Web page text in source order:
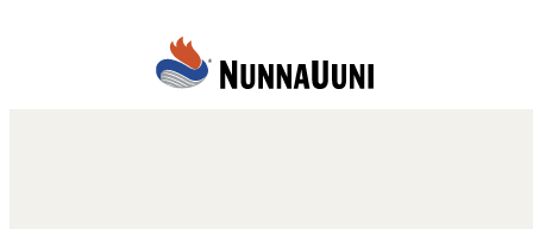
Somu krāsnis